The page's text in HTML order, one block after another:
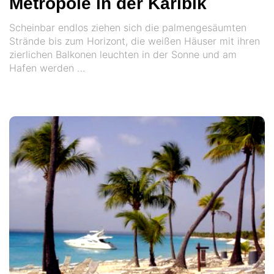
Scheinbar endlos ziehen sich die palmengesäumten
Strände bis zum Horizont, die weißen Häuser mit ihren
zierlichen Balkonen leuchten in der Sonne und am
Hafen werden …